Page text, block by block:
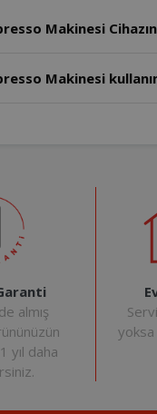
Makinesi
Makinesi
almış
yıl daha